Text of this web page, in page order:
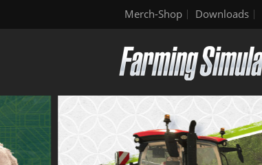
Merch-Shop Downloads